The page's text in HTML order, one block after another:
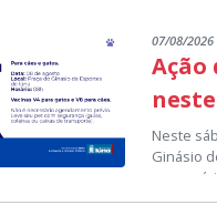
Setor
07/08/2026
Ação
Neste
Ginásio